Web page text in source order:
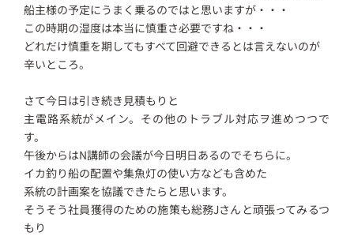
船主様の予定にうまく乗るのではと思いますが・・・
この時期の湿度は本当に慎重さ必要ですね・・・
どれだけ慎重を期してもすべて回避できるとは言えないのが
辛いところ。
さて今日は引き続き見積もりと
主電路系統がメイン。その他のトラブル対応ヲ進めつつで
す。
午後からはN講師の会議が今日明日あるのでそちらに。
イカ釣り船の配置や集魚灯の使い方なども含めた
系統の計画案を協議できたらと思います。
そうそう社員獲得のための施策も総務Jさんと頑張ってみるつ
もり